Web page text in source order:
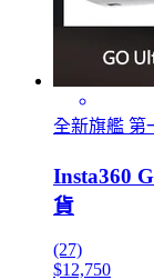
全新旗艦 第
Insta360
貨
(27)
$12,750